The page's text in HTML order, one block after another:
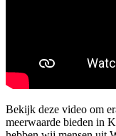
Bekijk deze video om
meerwaarde bieden in